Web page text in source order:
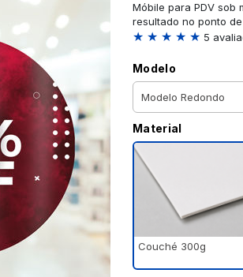
Móbile para PDV sob
resultado no ponto
★ ★ ★ ★ ★ 5
Modelo
Material
Couché 300g